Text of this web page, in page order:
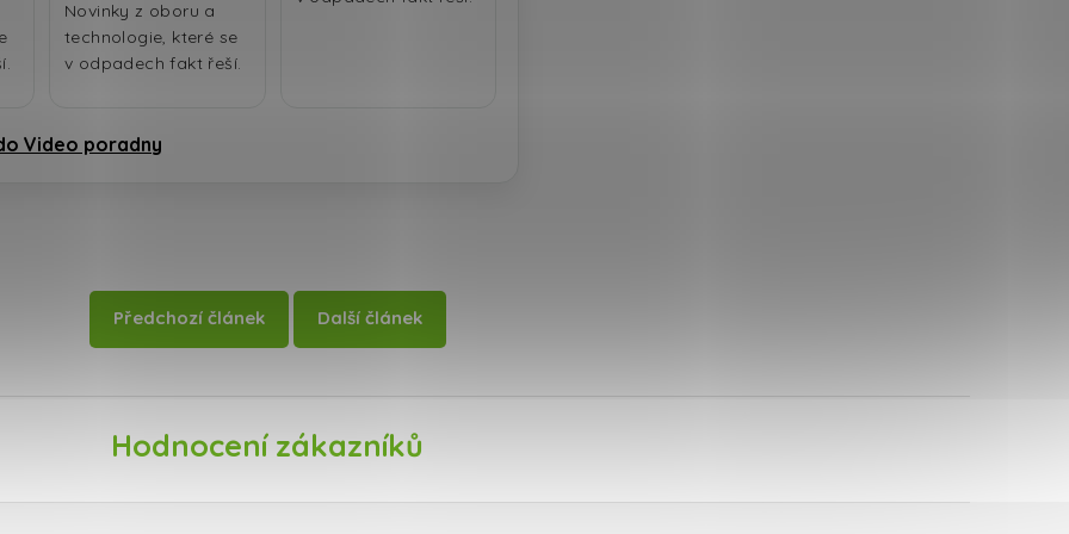
Novinky z oboru a
technologie, které se
v odpadech fakt řeší.
Video poradny
Předchozí článek Další článek
Hodnocení zákazníků